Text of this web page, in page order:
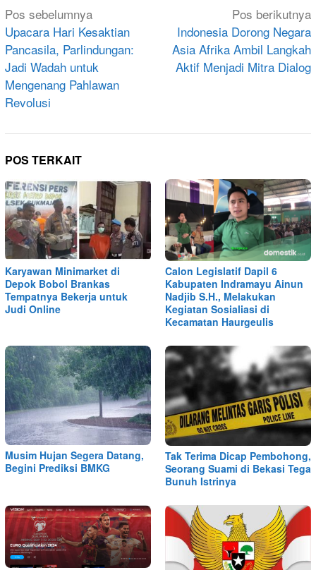
Navigasi
pos
Pos sebelumnya
Upacara Hari Kesaktian
Pancasila, Parlindungan:
Jadi Wadah untuk
Mengenang Pahlawan
Revolusi
Pos berikutnya
Indonesia Dorong Negara
Asia Afrika Ambil Langkah
Aktif Menjadi Mitra Dialog
POS TERKAIT
Karyawan Minimarket di
Depok Bobol Brankas
Tempatnya Bekerja untuk
Judi Online
Calon Legislatif Dapil 6
Kabupaten Indramayu Ainun
Nadjib S.H., Melakukan
Kegiatan Sosialiasi di
Kecamatan Haurgeulis
Musim Hujan Segera Datang,
Begini Prediksi BMKG
Tak Terima Dicap Pembohong,
Seorang Suami di Bekasi Tega
Bunuh Istrinya